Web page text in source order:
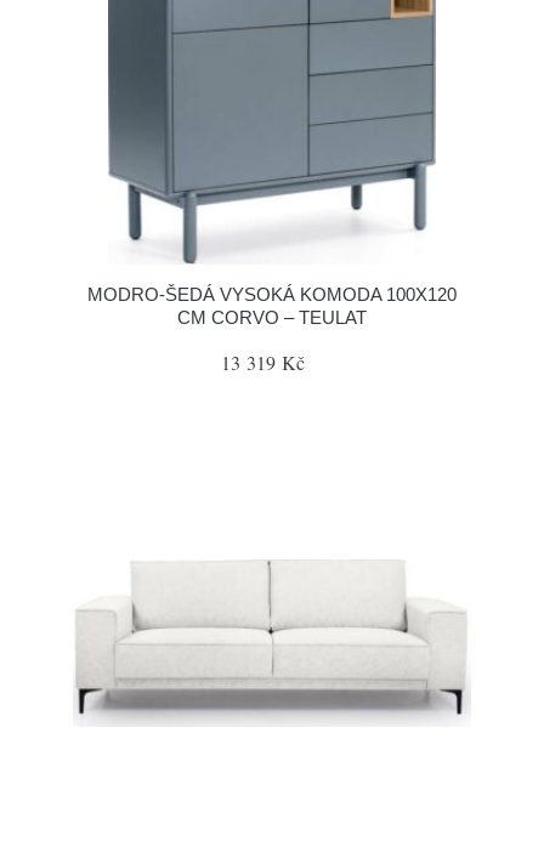
MODRO-ŠEDÁ VYSOKÁ KOMODA 100X120
CM CORVO – TEULAT
13 319 Kč